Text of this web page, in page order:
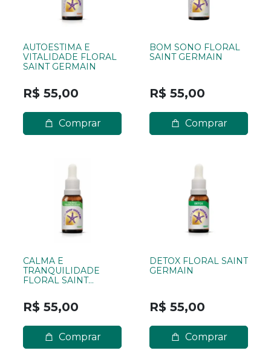
AUTOESTIMA E
VITALIDADE FLORAL
SAINT GERMAIN
R$ 55,00
Comprar
BOM SONO FLORAL
SAINT GERMAIN
R$ 55,00
Comprar
CALMA E
TRANQUILIDADE
FLORAL SAINT
R$ 55,00
Comprar
DETOX FLORAL SAINT
GERMAIN
R$ 55,00
Comprar